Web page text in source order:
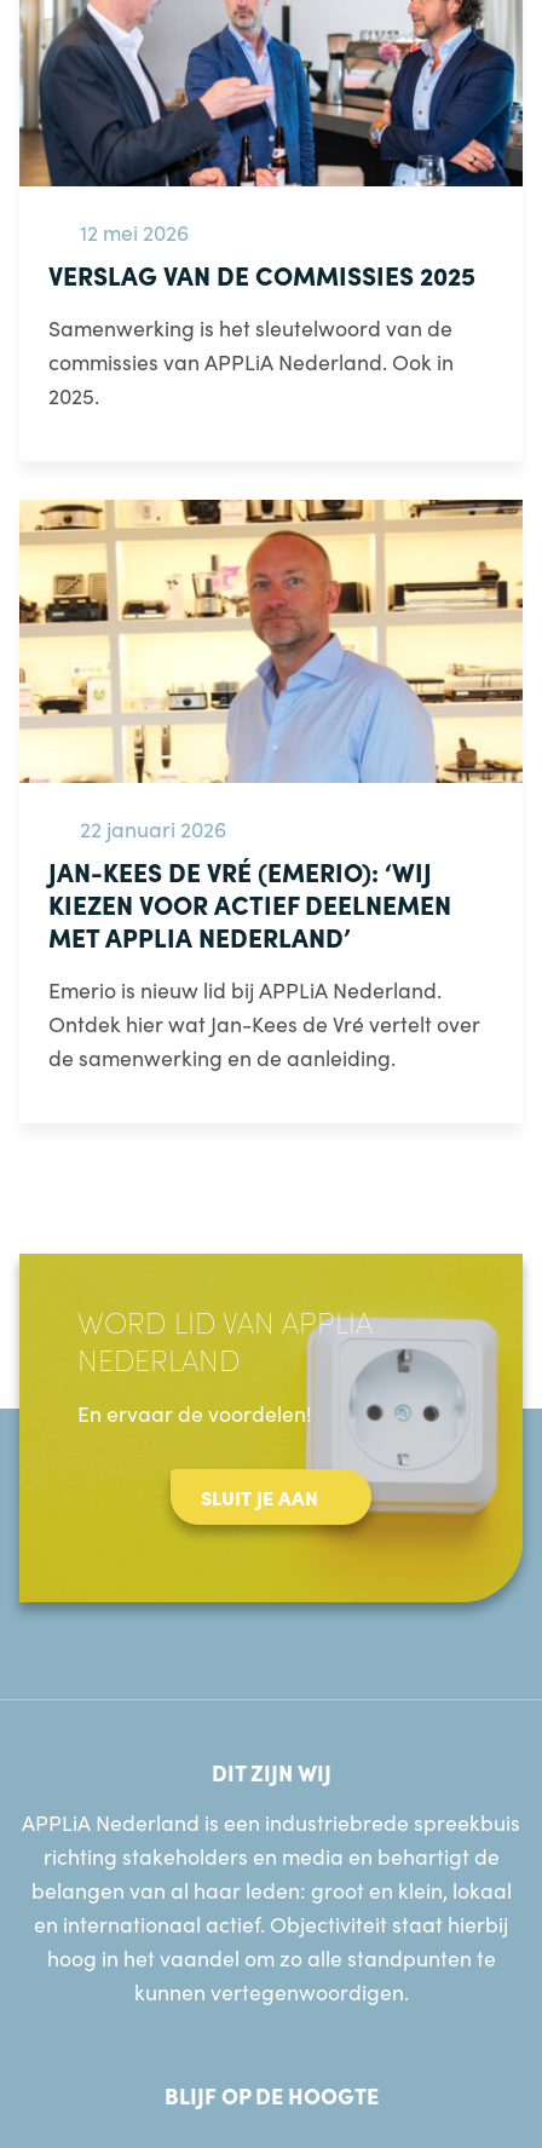
12 mei 2026
VERSLAG VAN DE COMMISSIES 2025
Samenwerking is het sleutelwoord van de
commissies van APPLiA Nederland. Ook in
2025.
22 januari 2026
JAN-KEES DE VRÉ (EMERIO): ‘WIJ
KIEZEN VOOR ACTIEF DEELNEMEN
MET APPLIA NEDERLAND’
Emerio is nieuw lid bij APPLiA Nederland.
Ontdek hier wat Jan-Kees de Vré vertelt over
de samenwerking en de aanleiding.
WORD LID VAN APPLIA
NEDERLAND
En ervaar de voordelen!
SLUIT JE AAN
DIT ZIJN WIJ
APPLiA Nederland is een industriebrede spreekbuis
richting stakeholders en media en behartigt de
belangen van al haar leden: groot en klein, lokaal
en internationaal actief. Objectiviteit staat hierbij
hoog in het vaandel om zo alle standpunten te
kunnen vertegenwoordigen.
BLIJF OP DE HOOGTE